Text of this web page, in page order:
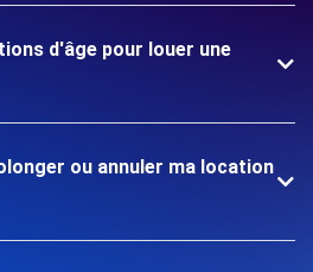
d'âge pour louer une
ou annuler ma location